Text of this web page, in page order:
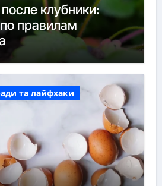
клубники:
правилам
та лайфхаки